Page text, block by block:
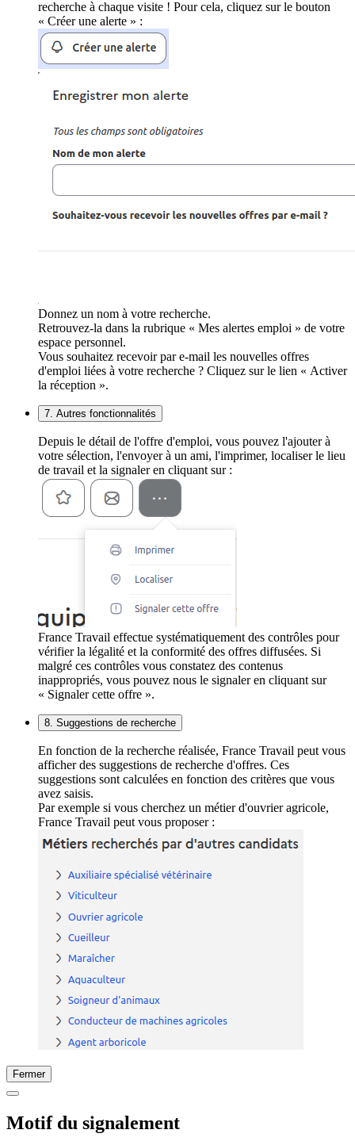
recherche à chaque visite ! Pour cela, cliquez sur le bouton
« Créer une alerte » :
Donnez un nom à votre recherche.
Retrouvez-la dans la rubrique « Mes alertes emploi » de votre
espace personnel.
Vous souhaitez recevoir par e-mail les nouvelles offres
d'emploi liées à votre recherche ? Cliquez sur le lien « Activer
la réception ».
7. Autres fonctionnalités
Depuis le détail de l'offre d'emploi, vous pouvez l'ajouter à
votre sélection, l'envoyer à un ami, l'imprimer, localiser le lieu
de travail et la signaler en cliquant sur :
France Travail effectue systématiquement des contrôles pour
vérifier la légalité et la conformité des offres diffusées. Si
malgré ces contrôles vous constatez des contenus
inappropriés, vous pouvez nous le signaler en cliquant sur
« Signaler cette offre ».
8. Suggestions de recherche
En fonction de la recherche réalisée, France Travail peut vous
afficher des suggestions de recherche d'offres. Ces
suggestions sont calculées en fonction des critères que vous
avez saisis.
Par exemple si vous cherchez un métier d'ouvrier agricole,
France Travail peut vous proposer :
Fermer
Motif du signalement